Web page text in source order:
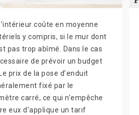
coûte en moyenne
y compris, si le mur dont
pas trop abîmé. Dans le cas
de prévoir un budget
prix de la pose d’enduit
fixé par le
carré, ce qui n’empêche
eux d’applique un tarif